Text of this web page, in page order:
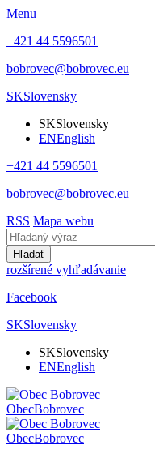
Menu
+421 44 5596501
bobrovec@bobrovec.eu
SKSlovensky
SKSlovensky
ENEnglish
+421 44 5596501
bobrovec@bobrovec.eu
RSS Mapa webu
Hľadať
rozšírené vyhľadávanie
Facebook
SKSlovensky
SKSlovensky
ENEnglish
ObecBobrovec
ObecBobrovec